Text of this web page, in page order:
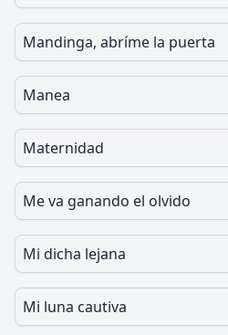
Mandinga, abríme la puerta
Manea
Maternidad
Me va ganando el olvido
Mi dicha lejana
Mi luna cautiva